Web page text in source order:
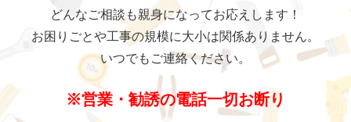
どんなご相談も親身になってお応えします！
お困りごとや工事の規模に大小は関係ありません。
いつでもご連絡ください。
※営業・勧誘の電話一切お断り